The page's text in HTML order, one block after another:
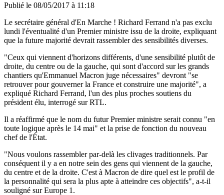
Publié le 08/05/2017 à 11:18
Le secrétaire général d'En Marche ! Richard Ferrand n'a pas exclu
lundi l'éventualité d'un Premier ministre issu de la droite, expliquant
que la future majorité devrait rassembler des sensibilités diverses.
"Ceux qui viennent d'horizons différents, d'une sensibilité plutôt de
droite, du centre ou de la gauche, qui sont d'accord sur les grands
chantiers qu'Emmanuel Macron juge nécessaires" devront "se
retrouver pour gouverner la France et construire une majorité", a
expliqué Richard Ferrand, l'un des plus proches soutiens du
président élu, interrogé sur RTL.
Il a réaffirmé que le nom du futur Premier ministre serait connu "en
toute logique après le 14 mai" et la prise de fonction du nouveau
chef de l'État.
"Nous voulons rassembler par-delà les clivages traditionnels. Par
conséquent il y a en notre sein des gens qui viennent de la gauche,
du centre et de la droite. C'est à Macron de dire quel est le profil de
la personnalité qui sera la plus apte à atteindre ces objectifs", a-t-il
souligné sur Europe 1.